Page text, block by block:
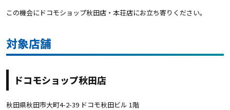
この機会にドコモショップ秋田店・本荘店にお立ち寄りください。
対象店舗
ドコモショップ秋田店
秋田県秋田市大町4-2-39 ドコモ秋田ビル 1階